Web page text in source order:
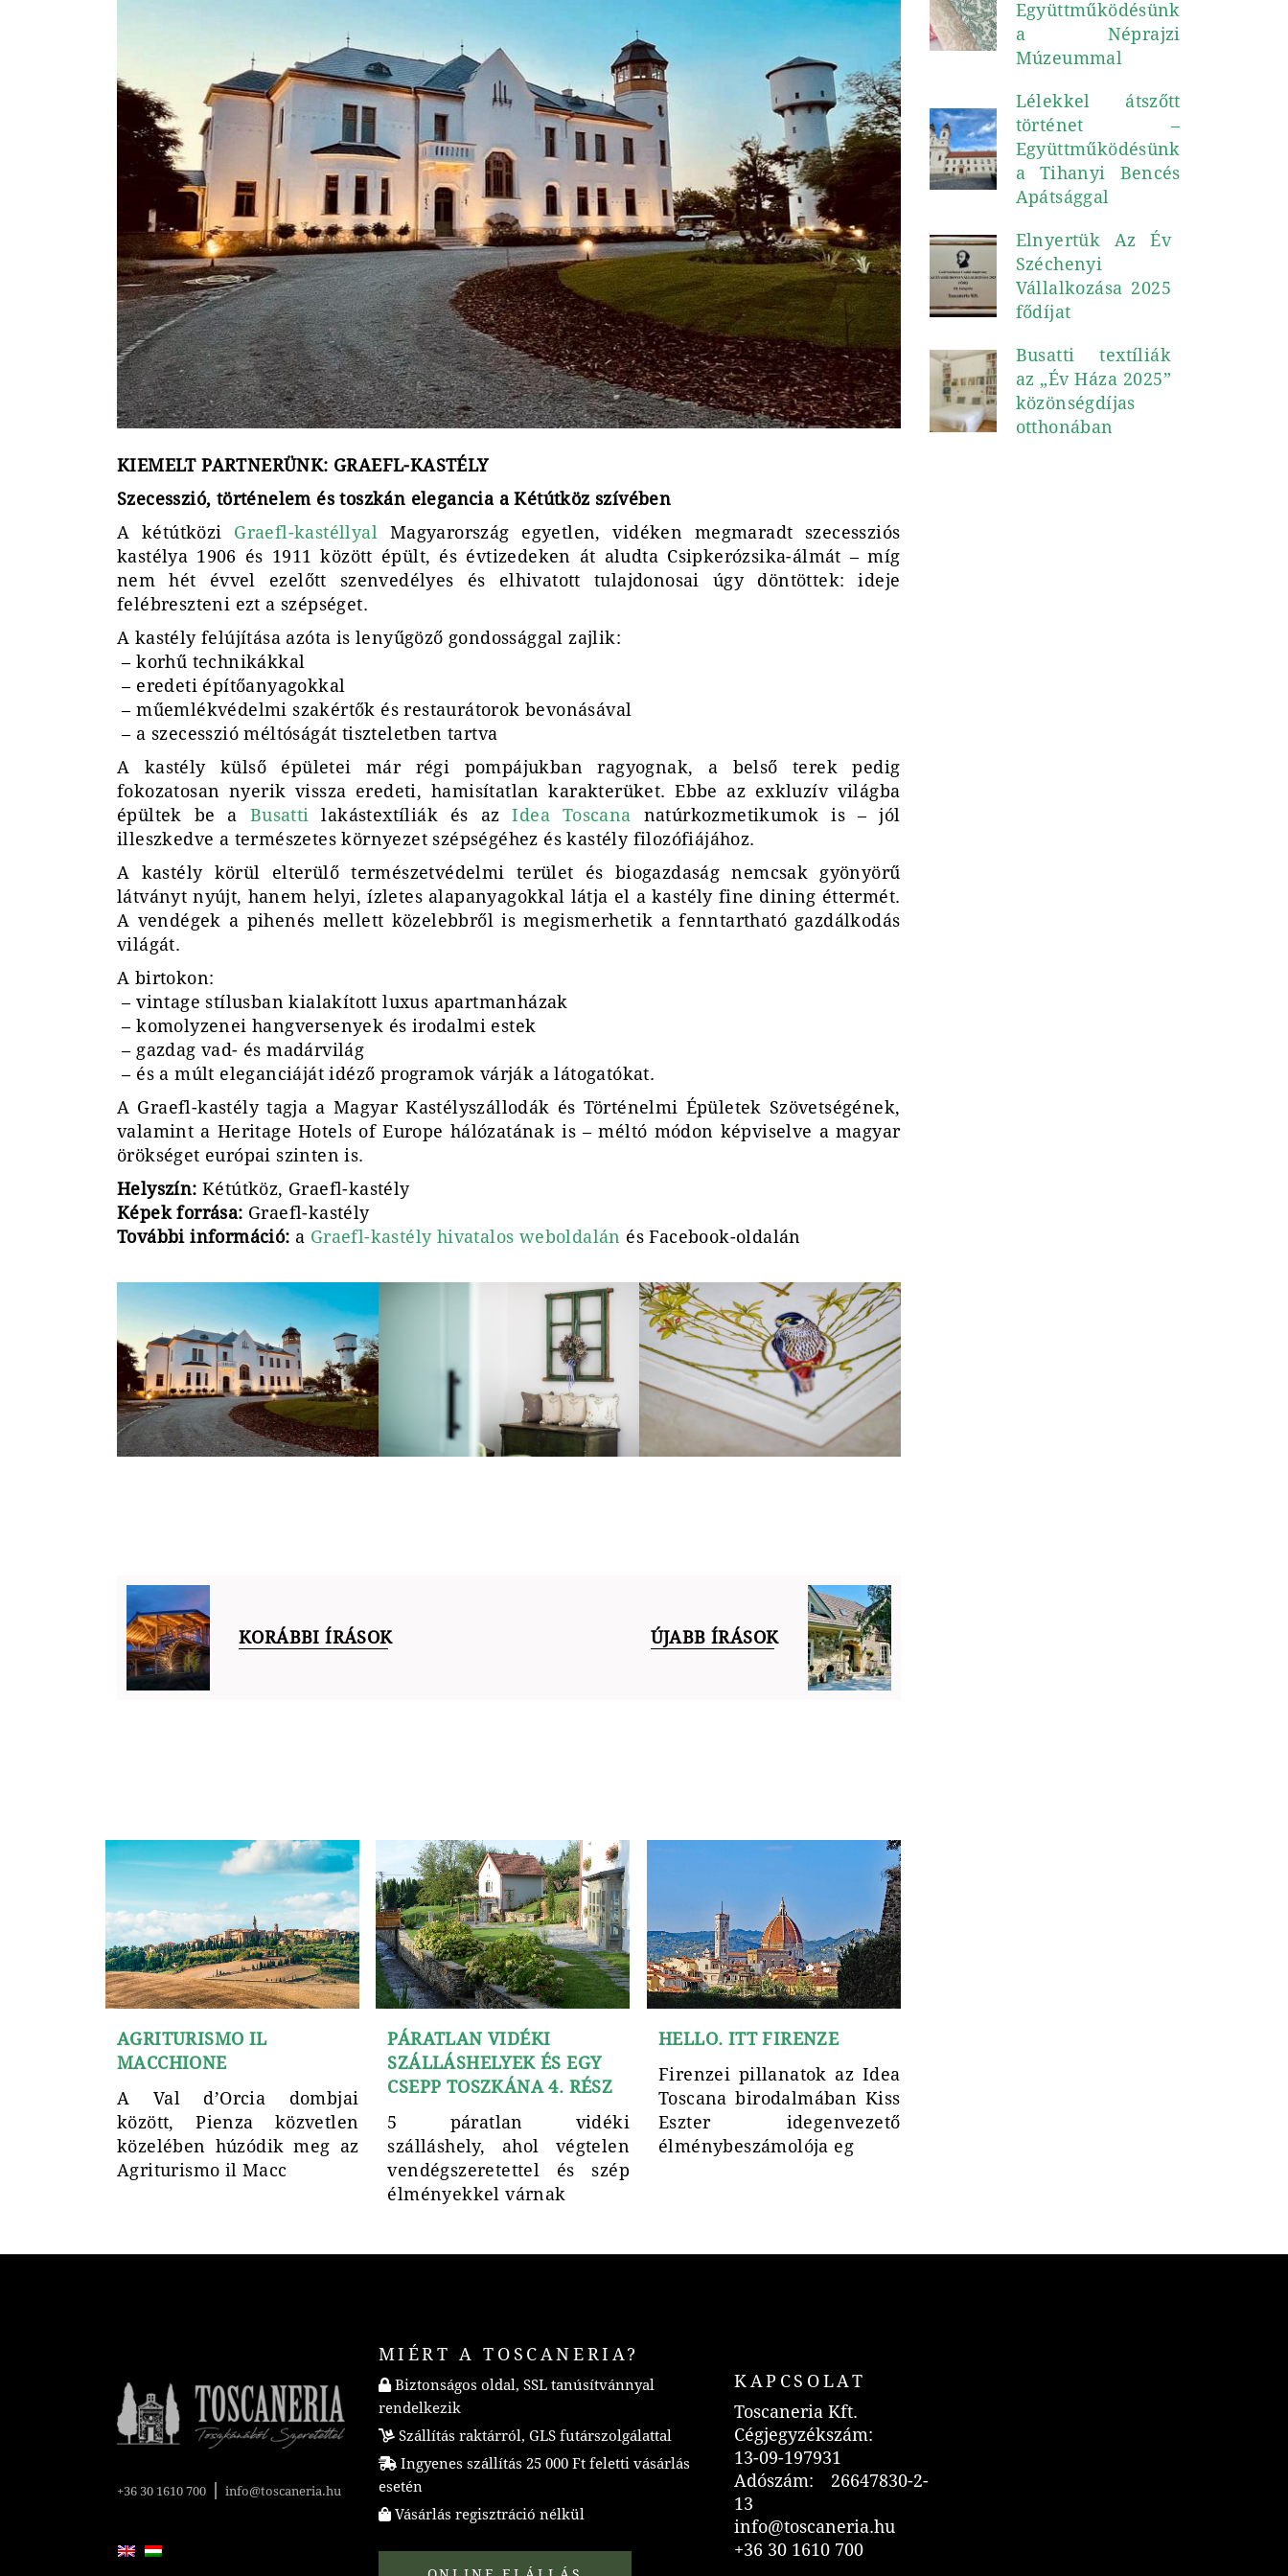
KIEMELT PARTNERÜNK: GRAEFL-KASTÉLY
Szecesszió, történelem és toszkán elegancia a Kétútköz szívében
A kétútközi Graefl-kastéllyal Magyarország egyetlen, vidéken megmaradt szecessziós
kastélya 1906 és 1911 között épült, és évtizedeken át aludta Csipkerózsika-álmát – míg
nem hét évvel ezelőtt szenvedélyes és elhivatott tulajdonosai úgy döntöttek: ideje
felébreszteni ezt a szépséget.
A kastély felújítása azóta is lenyűgöző gondossággal zajlik:
– korhű technikákkal
– eredeti építőanyagokkal
– műemlékvédelmi szakértők és restaurátorok bevonásával
– a szecesszió méltóságát tiszteletben tartva
A kastély külső épületei már régi pompájukban ragyognak, a belső terek pedig
fokozatosan nyerik vissza eredeti, hamisítatlan karakterüket. Ebbe az exkluzív világba
épültek be a Busattilakástextíliák és azIdea Toscana natúrkozmetikumok is – jól
illeszkedve a természetes környezet szépségéhez és kastély filozófiájához.
A kastély körül elterülő természetvédelmi terület és biogazdaság nemcsak gyönyörű
látványt nyújt, hanem helyi, ízletes alapanyagokkal látja el a kastély fine dining éttermét.
A vendégek a pihenés mellett közelebbről is megismerhetik a fenntartható gazdálkodás
világát.
A birtokon:
– vintage stílusban kialakított luxus apartmanházak
– komolyzenei hangversenyek és irodalmi estek
– gazdag vad- és madárvilág
– és a múlt eleganciáját idéző programok várják a látogatókat.
A Graefl-kastély tagja a Magyar Kastélyszállodák és Történelmi Épületek Szövetségének,
valamint a Heritage Hotels of Europe hálózatának is – méltó módon képviselve a magyar
örökséget európai szinten is.
Helyszín: Kétútköz, Graefl-kastély
Képek forrása: Graefl-kastély
További információ: a Graefl-kastély hivatalos weboldalán és Facebook-oldalán
KORÁBBI ÍRÁSOK ÚJABB ÍRÁSOK
AGRITURISMO IL
MACCHIONE
A Val d’Orcia dombjai
között, Pienza közvetlen
közelében húzódik meg az
Agriturismo il Macc
PÁRATLAN VIDÉKI
SZÁLLÁSHELYEK ÉS EGY
CSEPP TOSZKÁNA 4. RÉSZ
5 páratlan vidéki
szálláshely, ahol végtelen
vendégszeretettel és szép
élményekkel várnak
HELLO. ITT FIRENZE
Firenzei pillanatok az Idea
Toscana birodalmában Kiss
Eszter idegenvezető
élménybeszámolója eg
Együttműködésünk
a Néprajzi
Múzeummal
Lélekkel átszőtt
történet –
Együttműködésünk
a Tihanyi Bencés
Apátsággal
Elnyertük Az Év
Széchenyi
Vállalkozása 2025
fődíjat
Busatti textíliák
az „Év Háza 2025”
közönségdíjas
otthonában
+36 30 1610 700 info@toscaneria.hu
MIÉRT A TOSCANERIA?
Biztonságos oldal, SSL tanúsítvánnyal
rendelkezik
Szállítás raktárról, GLS futárszolgálattal
Ingyenes szállítás 25 000 Ft feletti vásárlás
esetén
Vásárlás regisztráció nélkül
KAPCSOLAT
Toscaneria Kft.
Cégjegyzékszám:
13-09-197931
Adószám: 26647830-2-
13
info@toscaneria.hu
+36 30 1610 700